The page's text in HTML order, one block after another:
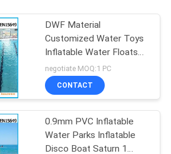
DWF Material
Customized Water Toys
Inflatable Water Floats
Yoga Exercise Mats
negotiate MOQ:1 PC
CONTACT
0.9mm PVC Inflatable
Water Parks Inflatable
Disco Boat Saturn 1